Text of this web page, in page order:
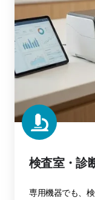
検査室・診
専用機器でも、